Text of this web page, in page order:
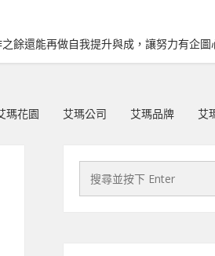
餘還能再做自我提升與成，讓努力有企
瑪花園 艾瑪公司 艾瑪品牌 艾